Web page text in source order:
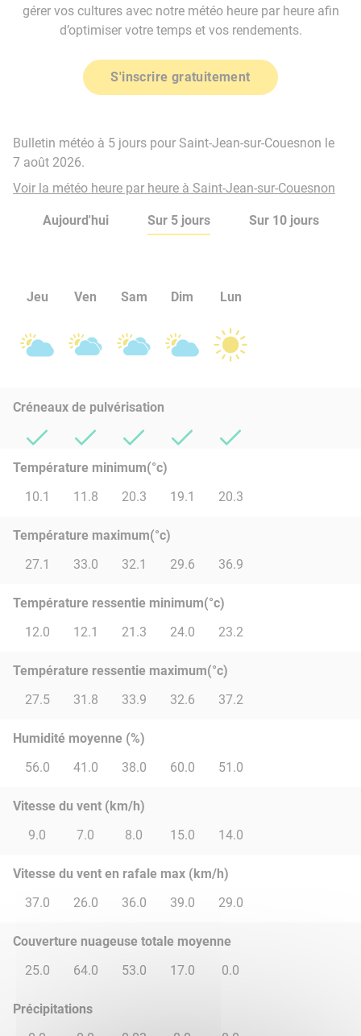
gérer vos cultures avec notre météo heure par heure afin
d’optimiser votre temps et vos rendements.
S'inscrire gratuitement
Bulletin météo à 5 jours pour Saint-Jean-sur-Couesnon le
7 août 2026.
Voir la météo heure par heure à Saint-Jean-sur-Couesnon
Aujourd'hui Sur 5 jours Sur 10 jours
Jeu Ven Sam Dim Lun
Créneaux de pulvérisation
Température minimum(°c)
10.1
11.8 20.3 19.1 20.3
Température maximum(°c)
27.1
33.0 32.1 29.6 36.9
Température ressentie minimum(°c)
12.0
12.1 21.3 24.0 23.2
Température ressentie maximum(°c)
27.5
31.8 33.9 32.6 37.2
Humidité moyenne (%)
56.0
41.0 38.0 60.0 51.0
Vitesse du vent (km/h)
9.0
7.0 8.0 15.0 14.0
Vitesse du vent en rafale max (km/h)
37.0
26.0 36.0 39.0 29.0
Couverture nuageuse totale moyenne
25.0
64.0 53.0 17.0 0.0
Précipitations